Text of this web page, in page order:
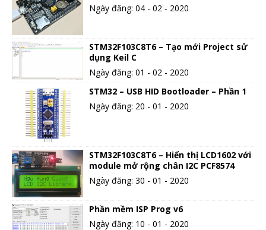
Ngày đăng: 04 - 02 - 2020
STM32F103C8T6 – Tạo mới Project sử
dụng Keil C
Ngày đăng: 01 - 02 - 2020
STM32 – USB HID Bootloader – Phần 1
Ngày đăng: 20 - 01 - 2020
STM32F103C8T6 – Hiển thị LCD1602 với
module mở rộng chân I2C PCF8574
Ngày đăng: 30 - 01 - 2020
Phần mềm ISP Prog v6
Ngày đăng: 10 - 01 - 2020